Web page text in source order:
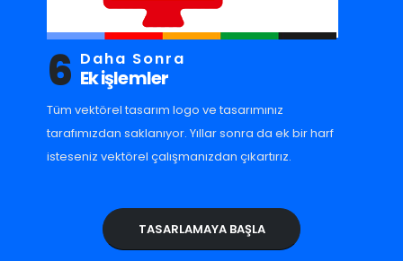
6 Daha Sonra
Ek işlemler
Tüm vektörel tasarım logo ve tasarımınız
tarafımızdan saklanıyor. Yıllar sonra da ek bir harf
isteseniz vektörel çalışmanızdan çıkartırız.
TASARLAMAYA BAŞLA